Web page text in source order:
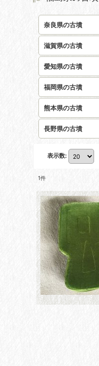
奈良県の古墳
滋賀県の古墳
愛知県の古墳
福岡県の古墳
熊本県の古墳
長野県の古墳
表示数:
1件